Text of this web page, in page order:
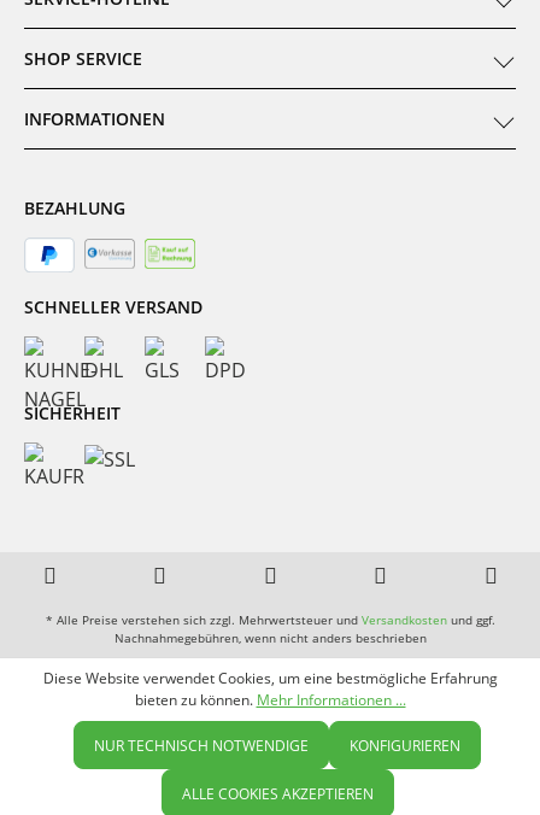
SHOP SERVICE
INFORMATIONEN
BEZAHLUNG
SCHNELLER VERSAND
SICHERHEIT
* Alle Preise verstehen sich zzgl. Mehrwertsteuer und Versandkostenund ggf.
Nachnahmegebühren, wenn nicht anders beschrieben
Diese Website verwendet Cookies, um eine bestmögliche Erfahrung
bieten zu können. Mehr Informationen ...
NUR TECHNISCH NOTWENDIGE KONFIGURIEREN
ALLE COOKIES AKZEPTIEREN